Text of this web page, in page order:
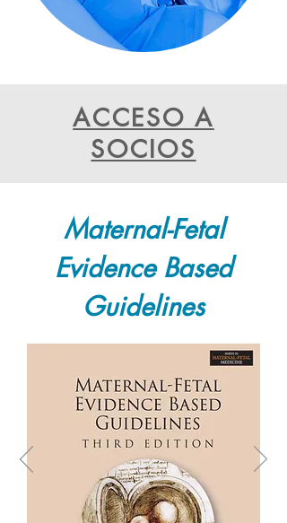
ACCESO A
SOCIOS
Maternal-Fetal
Evidence Based
Guidelines